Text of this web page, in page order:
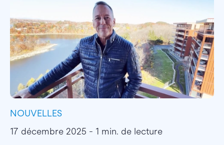
NOUVELLES
17 décembre 2025 - 1 min. de lecture